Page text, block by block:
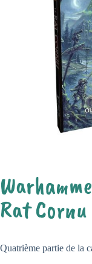
Rat Cornu
Quatrième partie de la